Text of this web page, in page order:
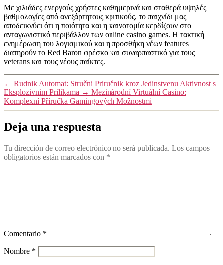
Με χιλιάδες ενεργούς χρήστες καθημερινά και σταθερά υψηλές
βαθμολογίες από ανεξάρτητους κριτικούς, το παιχνίδι μας
αποδεικνύει ότι η ποιότητα και η καινοτομία κερδίζουν στο
ανταγωνιστικό περιβάλλον των online casino games. Η τακτική
ενημέρωση του λογισμικού και η προσθήκη νέων features
διατηρούν το Red Baron φρέσκο και συναρπαστικό για τους
veterans και τους νέους παίκτες.
← Rudnik Automat: Stručni Priručnik kroz Jedinstvenu Aktivnost s
Eksplozivnim Prilikama → Mezinárodní Virtuální Casino:
Komplexní Příručka Gamingových Možnostmi
Deja una respuesta
Tu dirección de correo electrónico no será publicada. Los campos
obligatorios están marcados con *
Comentario *
Nombre *